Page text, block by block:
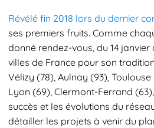
Révélé fin 2018 lors du dernier
ses premiers fruits. Comme
donné rendez-vous, du 14
villes de France pour son
Vélizy (78), Aulnay (93),
Lyon (69), Clermont-Ferrand
succès et les évolutions du
détailler les projets à venir du